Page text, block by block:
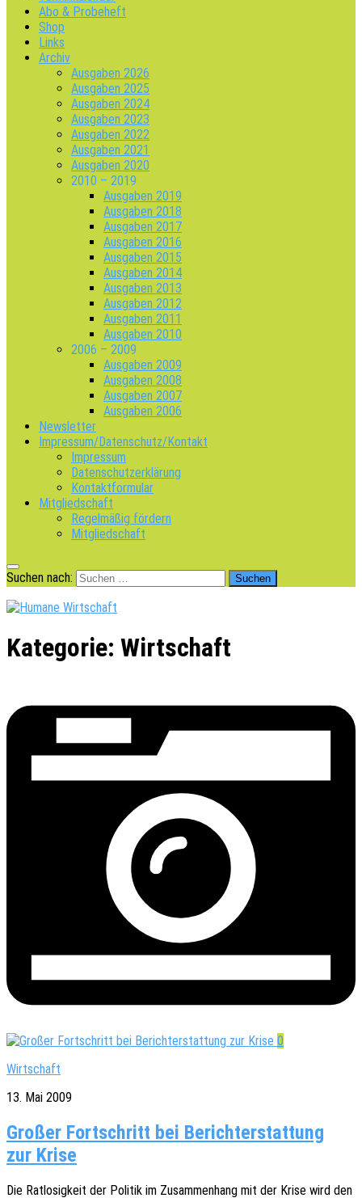
Abo & Probeheft
Shop
Links
Archiv
Ausgaben 2026
Ausgaben 2025
Ausgaben 2024
Ausgaben 2023
Ausgaben 2022
Ausgaben 2021
Ausgaben 2020
2010 – 2019
Ausgaben 2019
Ausgaben 2018
Ausgaben 2017
Ausgaben 2016
Ausgaben 2015
Ausgaben 2014
Ausgaben 2013
Ausgaben 2012
Ausgaben 2011
Ausgaben 2010
2006 – 2009
Ausgaben 2009
Ausgaben 2008
Ausgaben 2007
Ausgaben 2006
Newsletter
Impressum/Datenschutz/Kontakt
Impressum
Datenschutzerklärung
Kontaktformular
Mitgliedschaft
Regelmäßig fördern
Mitgliedschaft
Suchen nach:
Kategorie: Wirtschaft
0
Wirtschaft
13. Mai 2009
Großer Fortschritt bei Berichterstattung
zur Krise
Die Ratlo­sig­keit der Poli­tik im Zusam­men­hang mit der Krise wird den